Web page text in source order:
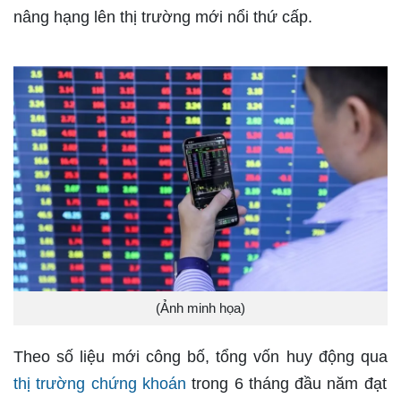
nâng hạng lên thị trường mới nổi thứ cấp.
(Ảnh minh họa)
Theo số liệu mới công bố, tổng vốn huy động qua
thị trường chứng khoántrong 6 tháng đầu năm đạt